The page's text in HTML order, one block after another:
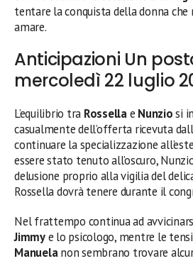
tentare la conquista della donna che
amare.
Anticipazioni Un
mercoledì 22 luglio
L’equilibrio tra Rossellae Nunziosi
casualmente dell’offerta ricevuta
continuare la specializzazione
essere stato tenuto all’oscuro,
delusione proprio alla vigilia del
Rossella dovrà tenere durante il
Nel frattempo continua ad
Jimmye lo psicologo, mentre le
Manuelanon sembrano trovare